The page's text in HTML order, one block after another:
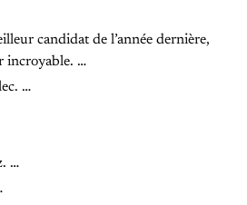
candidat de l’année dernière,
incroyable. …
…
…